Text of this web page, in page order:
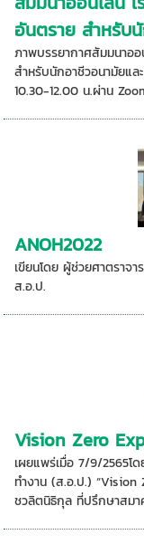
อันตราย สำหรับ
ภาพบรรยากาศสัมมนาอ
สำหรับนักอาชีวอนามัยแล
10.30-12.00 น.ผ่าน
ANOH2022
เขียนโดย ผู้ช่วยศาตรา
ส.อ.ป.
Vision Zero
เผยแพร่เมื่อ 7/9/2565โ
ทำงาน (ส.อ.ป.)
ชวลิตนิธิกุล ที่ปรึกษาสมา